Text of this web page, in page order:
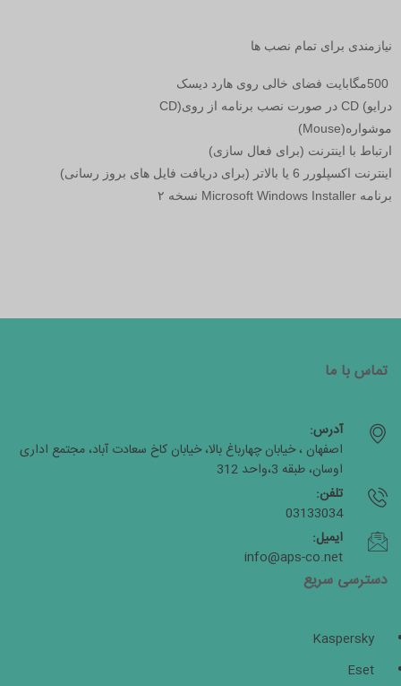
نیازمندی برای تمام نصب ها
500مگابایت فضای خالی روی هارد دیسک
درایوCD ( در صورت نصب برنامه از رویCD)
موشواره(Mouse)
ارتباط با اینترنت (برای فعال سازی)
اینترنت اکسپلورر 6 یا بالاتر (برای دریافت فایل های بروز رسانی)
برنامه Microsoft Windows Installer نسخه ۲
تماس با ما
آدرس:
اصفهان ، خیابان چهارباغ بالا، خیابان کاخ سعادت آباد، مجتمع اداری
اوسان، طبقه 3،واحد 312
تلفن:
03133034
ایمیل:
info@aps-co.net
دسترسی سریع
Kaspersky
Eset